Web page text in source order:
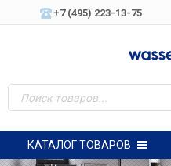
+7 (495) 223-13-75
КАТАЛОГ ТОВАРОВ